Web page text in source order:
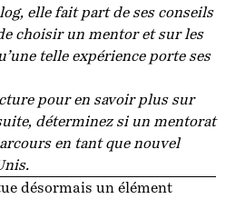
elle fait part de ses conseils
choisir un mentor et sur les
telle expérience porte ses
pour en savoir plus sur
déterminez si un mentorat
en tant que nouvel
désormais un élément